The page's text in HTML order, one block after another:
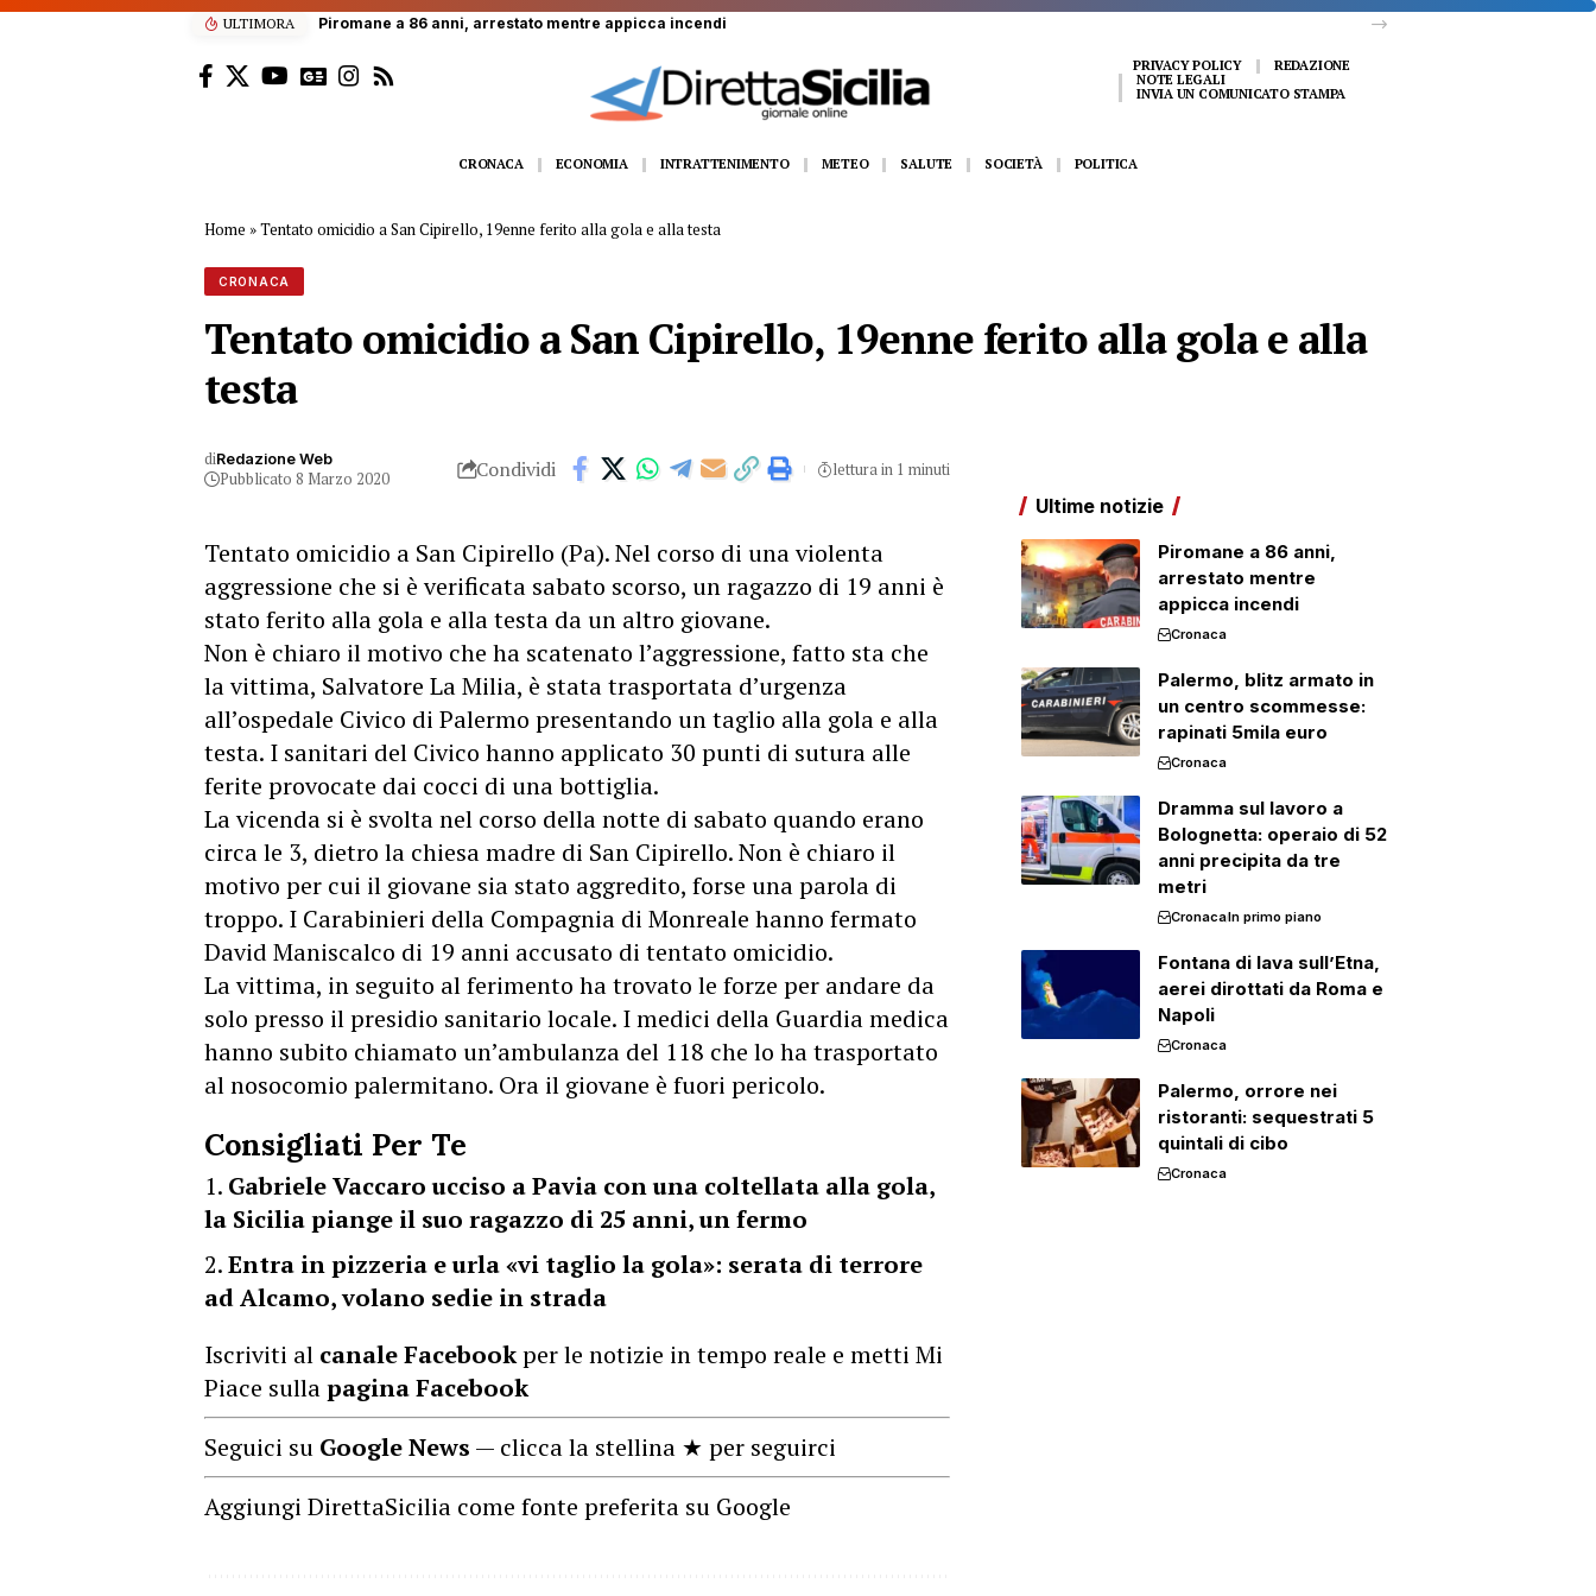
ULTIMORA Piromane a 86 anni, arrestato mentre appicca incendi
PRIVACY POLICY
REDAZIONE
NOTE LEGALI
INVIA UN COMUNICATO STAMPA
CRONACA ECONOMIA INTRATTENIMENTO METEO SALUTE SOCIETÀ POLITICA
Home »Tentato omicidio a San Cipirello, 19enne ferito alla gola e alla testa
CRONACA
Tentato omicidio a San Cipirello, 19enne ferito alla gola e alla
testa
diRedazione Web
Pubblicato 8 Marzo 2020 Condividi lettura in 1 minuti
Tentato omicidio a San Cipirello (Pa). Nel corso di una violenta
aggressione che si è verificata sabato scorso, un ragazzo di 19 anni è
stato ferito alla gola e alla testa da un altro giovane.
Non è chiaro il motivo che ha scatenato l’aggressione, fatto sta che
la vittima, Salvatore La Milia, è stata trasportata d’urgenza
all’ospedale Civico di Palermo presentando un taglio alla gola e alla
testa. I sanitari del Civico hanno applicato 30 punti di sutura alle
ferite provocate dai cocci di una bottiglia.
La vicenda si è svolta nel corso della notte di sabato quando erano
circa le 3, dietro la chiesa madre di San Cipirello. Non è chiaro il
motivo per cui il giovane sia stato aggredito, forse una parola di
troppo. I Carabinieri della Compagnia di Monreale hanno fermato
David Maniscalco di 19 anni accusato di tentato omicidio.
La vittima, in seguito al ferimento ha trovato le forze per andare da
solo presso il presidio sanitario locale. I medici della Guardia medica
hanno subito chiamato un’ambulanza del 118 che lo ha trasportato
al nosocomio palermitano. Ora il giovane è fuori pericolo.
Consigliati Per Te
Gabriele Vaccaro ucciso a Pavia con una coltellata alla gola,
la Sicilia piange il suo ragazzo di 25 anni, un fermo
Entra in pizzeria e urla «vi taglio la gola»: serata di terrore
ad Alcamo, volano sedie in strada
Iscriviti al canale Facebookper le notizie in tempo reale e metti Mi
Piace sullapagina Facebook
Seguici su Google News — clicca la stellina ★ per seguirci
Aggiungi DirettaSicilia come fonte preferita su Google
Ultime notizie
Piromane a 86 anni,
arrestato mentre
appicca incendi
Cronaca
Palermo, blitz armato in
un centro scommesse:
rapinati 5mila euro
Cronaca
Dramma sul lavoro a
Bolognetta: operaio di 52
anni precipita da tre
metri
CronacaIn primo piano
Fontana di lava sull’Etna,
aerei dirottati da Roma e
Napoli
Cronaca
Palermo, orrore nei
ristoranti: sequestrati 5
quintali di cibo
Cronaca